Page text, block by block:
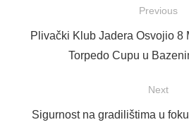
objava
Previous
Previous
Plivački Klub Jadera Osvojio 8
Torpedo Cupu u
Next
Next
Sigurnost na gradilištima u